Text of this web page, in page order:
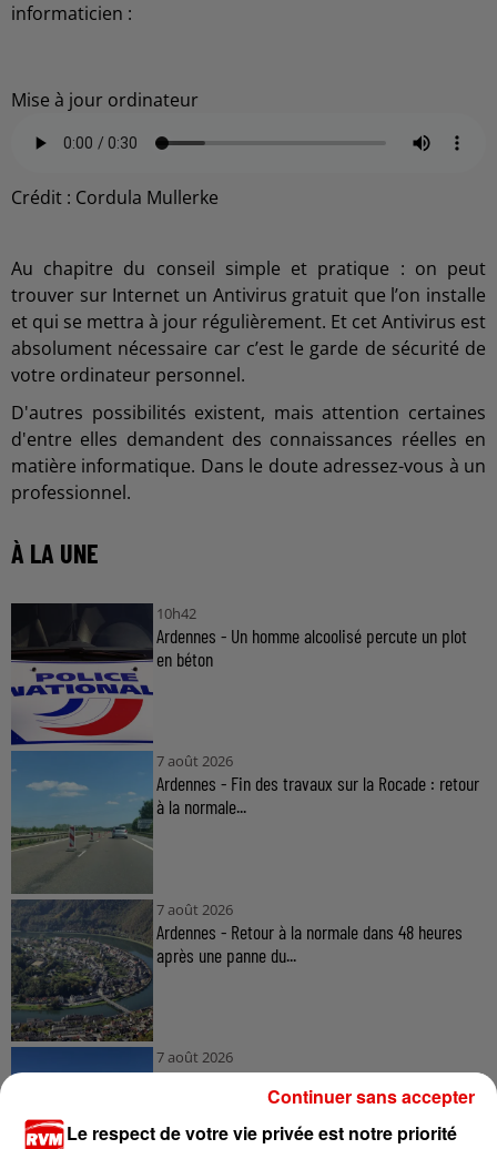
informaticien :
Mise à jour ordinateur
Crédit : Cordula Mullerke
Au chapitre du conseil simple et pratique : on peut
trouver sur Internet un Antivirus gratuit que l’on installe
et qui se mettra à jour régulièrement. Et cet Antivirus est
absolument nécessaire car c’est le garde de sécurité de
votre ordinateur personnel.
D'autres possibilités existent, mais attention certaines
d'entre elles demandent des connaissances réelles en
matière informatique. Dans le doute adressez-vous à un
professionnel.
À LA UNE
10h42
Ardennes - Un homme alcoolisé percute un plot
en béton
7 août 2026
Ardennes - Fin des travaux sur la Rocade : retour
à la normale...
7 août 2026
Ardennes - Retour à la normale dans 48 heures
après une panne du...
7 août 2026
Ardennes - Un réveil frais ce vendredi avant le
retour de la canicule
Le respect de votre vie privée est notre priorité
Continuer sans accepter